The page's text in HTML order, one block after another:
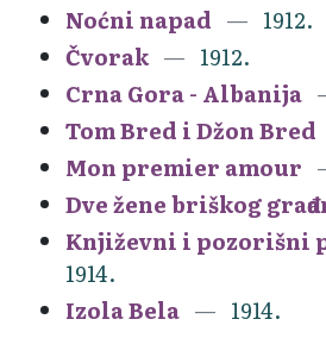
Noćni napad
1912.
Čvorak
1912.
Crna Gora - Albanija
Tom Bred i Džon Bred
Mon premier amour
Dve žene briškog
Književni i pozorišni
1914.
Izola Bela
1914.